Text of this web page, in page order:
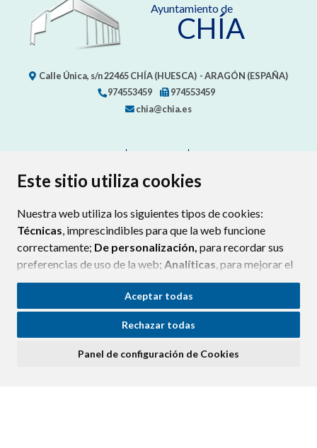
Este sitio utiliza cookies
Nuestra web utiliza los siguientes tipos de cookies:
Técnicas, imprescindibles para que la web funcione
correctamente; De personalización, para recordar sus
preferencias de uso de la web; Analíticas, para mejorar el
funcionamiento de la web y sus servicios.
Si acepta pulsando el botón“Aceptar todas”
consideramos que acepta su uso. Si pulsa el botón
ninguna acción, se guardarán las cookies técnicas
Aceptar todas
Rechazar todas
Panel de configuración de Cookies
Ayuntamiento de
CHÍA
Calle Única, s/n22465CHÍA (HUESCA) - ARAGÓN (ESPAÑA)
974553459
974553459
chia@chia.es
PROTECCION DE DATOS
POLÍTICA DE COOKIES